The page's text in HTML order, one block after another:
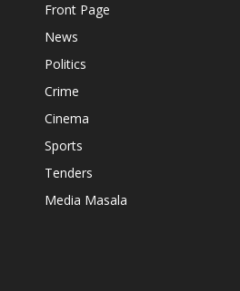
Front Page
News
Politics
Crime
Cinema
Sports
Tenders
Media Masala